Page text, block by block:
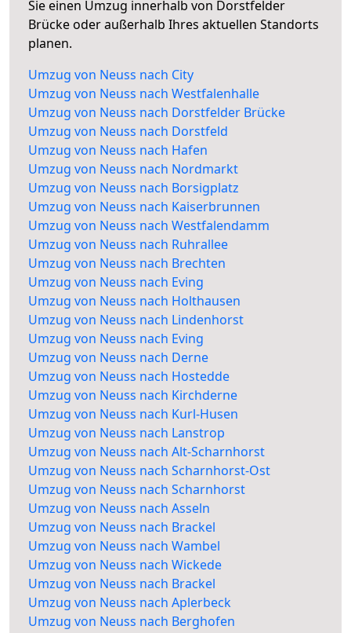
Sie einen Umzug innerhalb von Dorstfelder
Brücke oder außerhalb Ihres aktuellen Standorts
planen.
Umzug von Neuss nach City
Umzug von Neuss nach Westfalenhalle
Umzug von Neuss nach Dorstfelder Brücke
Umzug von Neuss nach Dorstfeld
Umzug von Neuss nach Hafen
Umzug von Neuss nach Nordmarkt
Umzug von Neuss nach Borsigplatz
Umzug von Neuss nach Kaiserbrunnen
Umzug von Neuss nach Westfalendamm
Umzug von Neuss nach Ruhrallee
Umzug von Neuss nach Brechten
Umzug von Neuss nach Eving
Umzug von Neuss nach Holthausen
Umzug von Neuss nach Lindenhorst
Umzug von Neuss nach Eving
Umzug von Neuss nach Derne
Umzug von Neuss nach Hostedde
Umzug von Neuss nach Kirchderne
Umzug von Neuss nach Kurl-Husen
Umzug von Neuss nach Lanstrop
Umzug von Neuss nach Alt-Scharnhorst
Umzug von Neuss nach Scharnhorst-Ost
Umzug von Neuss nach Scharnhorst
Umzug von Neuss nach Asseln
Umzug von Neuss nach Brackel
Umzug von Neuss nach Wambel
Umzug von Neuss nach Wickede
Umzug von Neuss nach Brackel
Umzug von Neuss nach Aplerbeck
Umzug von Neuss nach Berghofen